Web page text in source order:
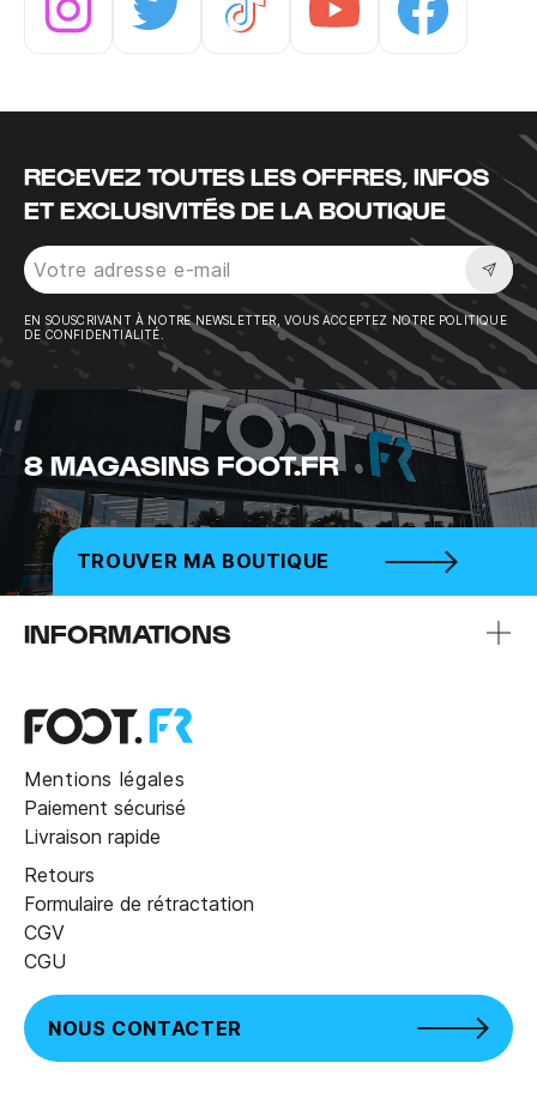
RECEVEZ TOUTES LES OFFRES, INFOS
ET EXCLUSIVITÉS DE LA BOUTIQUE
EN SOUSCRIVANT À NOTRE NEWSLETTER, VOUS ACCEPTEZ NOTRE POLITIQUE
DE CONFIDENTIALITÉ.
8 MAGASINS FOOT.FR
TROUVER MA BOUTIQUE
INFORMATIONS
Mentions légales
Paiement sécurisé
Livraison rapide
Retours
Formulaire de rétractation
CGV
CGU
NOUS CONTACTER